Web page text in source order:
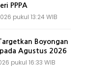
PPPA
pukul 13:24 WIB
Boyongan
Agustus 2026
pukul 16:33 WIB